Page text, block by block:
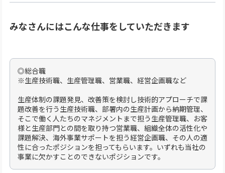
みなさんにはこんな仕事をしていただきます
◎総合職
※生産技術職、生産管理職、営業職、経営企画職など
生産体制の課題発見、改善策を検討し技術的アプローチで課
題改善を行う生産技術職、部署内の生産計画から納期管理、
そこで働く人たちのマネジメントまで担う生産管理職、お客
様と生産部門との間を取り持つ営業職、組織全体の活性化や
課題解決、海外事業サポートを担う経営企画職、その人の適
性に合ったポジションを担ってもらいます。いずれも当社の
事業に欠かすことのできないポジションです。